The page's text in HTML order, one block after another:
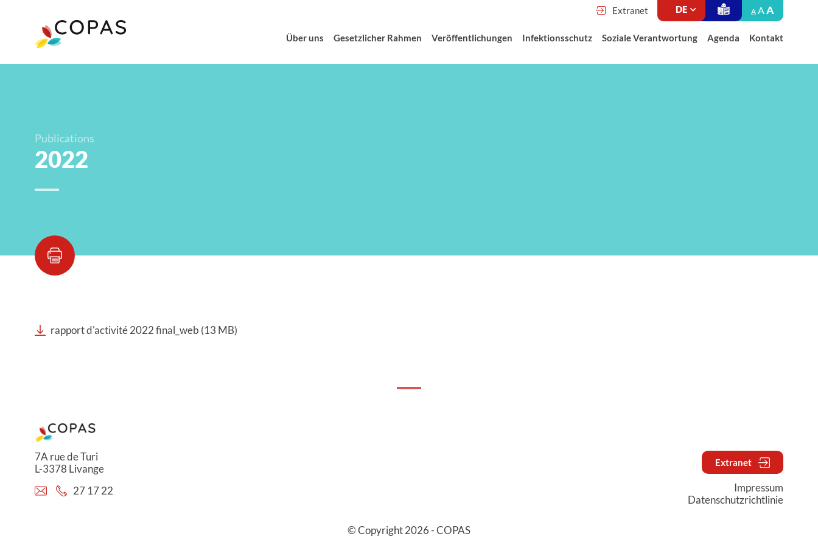
Extranet A AA
Über uns Gesetzlicher Rahmen Veröffentlichungen Infektionsschutz Soziale Verantwortung Agenda Kontakt
Publications
2022
rapport d'activité 2022 final_web (13 MB)
7A rue de Turi
L-3378 Livange
27 17 22
Extranet
Impressum
Datenschutzrichtlinie
© Copyright 2026 - COPAS